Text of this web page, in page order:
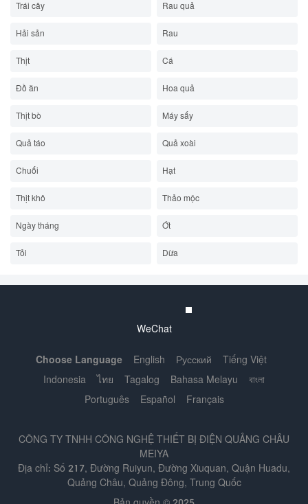
Trái cây Rau quả
Hải sản Rau
Thịt Cá
Đồ ăn Hoa quả
Thịt bò Máy sấy
Quả táo Quả xoài
Chuối Hạt
Thịt khô Thảo mộc
Ngày tháng Ớt
Tỏi Dừa
WeChat
Choose Language English Русский
Tiếng Việt
Indonesia
ไทย Tagalog Bahasa Melayu
বাংলা
Português
Español Français
CÔNG TY TNHH CÔNG NGHỆ THIẾT BỊ ĐIỆN QUẢNG CHÂU
MEIYA
Địa chỉ: Số 217, Đường Ruiyun, Đường Xiuquan, Quận Huadu,
Quảng Châu, Quảng Đông, Trung Quốc